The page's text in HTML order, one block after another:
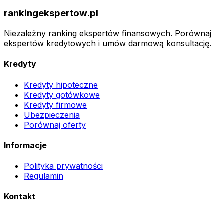
rankingekspertow.pl
Niezależny ranking ekspertów finansowych. Porównaj
ekspertów kredytowych i umów darmową konsultację.
Kredyty
Kredyty hipoteczne
Kredyty gotówkowe
Kredyty firmowe
Ubezpieczenia
Porównaj oferty
Informacje
Polityka prywatności
Regulamin
Kontakt